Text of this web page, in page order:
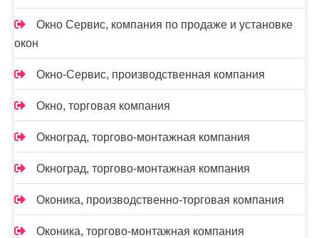
Окно Сервис, компания по продаже и установке
окон
Окно-Сервис, производственная компания
Окно, торговая компания
Окноград, торгово-монтажная компания
Окноград, торгово-монтажная компания
Оконика, производственно-торговая компания
Оконика, торгово-монтажная компания